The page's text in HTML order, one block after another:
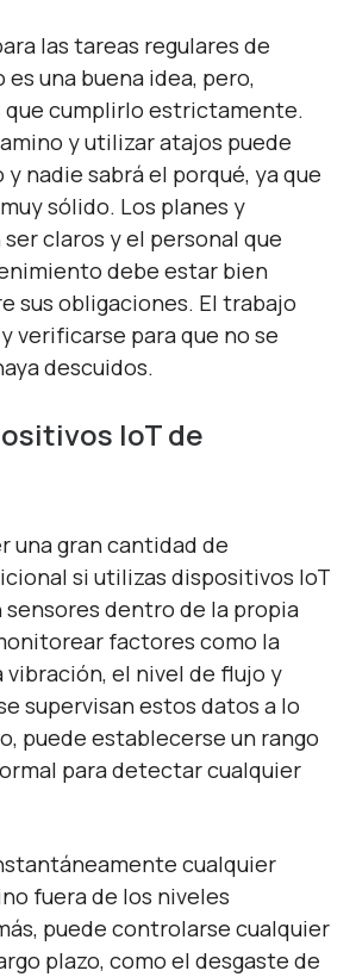
las tareas regulares de
una buena idea, pero,
que cumplirlo estrictamente.
y utilizar atajos puede
y nadie sabrá el porqué, ya que
sólido. Los planes y
claros y el personal que
debe estar bien
sus obligaciones. El trabajo
verificarse para que no se
descuidos.
IoT de
una gran cantidad de
si utilizas dispositivos IoT
dentro de la propia
factores como la
el nivel de flujo y
supervisan estos datos a lo
puede establecerse un rango
para detectar cualquier
cualquier
fuera de los niveles
puede controlarse cualquier
plazo, como el desgaste de